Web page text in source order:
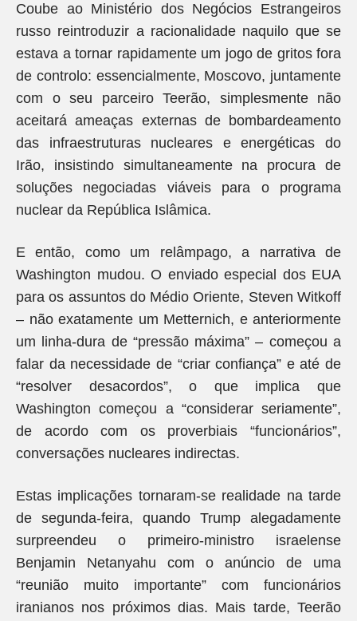
Coube ao Ministério dos Negócios Estrangeiros
russo reintroduzir a racionalidade naquilo que se
estava a tornar rapidamente um jogo de gritos fora
de controlo: essencialmente, Moscovo, juntamente
com o seu parceiro Teerão, simplesmente não
aceitará ameaças externas de bombardeamento
das infraestruturas nucleares e energéticas do
Irão, insistindo simultaneamente na procura de
soluções negociadas viáveis para o programa
nuclear da República Islâmica.
E então, como um relâmpago, a narrativa de
Washington mudou. O enviado especial dos EUA
para os assuntos do Médio Oriente, Steven Witkoff
– não exatamente um Metternich, e anteriormente
um linha-dura de “pressão máxima” – começou a
falar da necessidade de “criar confiança” e até de
“resolver desacordos”, o que implica que
Washington começou a “considerar seriamente”,
de acordo com os proverbiais “funcionários”,
conversações nucleares indirectas.
Estas implicações tornaram-se realidade na tarde
de segunda-feira, quando Trump alegadamente
surpreendeu o primeiro-ministro israelense
Benjamin Netanyahu com o anúncio de uma
“reunião muito importante” com funcionários
iranianos nos próximos dias. Mais tarde, Teerão